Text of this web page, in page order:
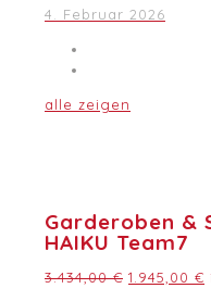
4. Februar 2026
alle zeigen
Garderoben &
HAIKU Team7
3.434,00€ 1.945,00 €